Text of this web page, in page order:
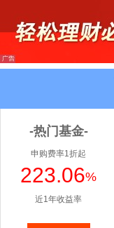
-热门基金-
申购费率1折起
223.06%
近1年收益率